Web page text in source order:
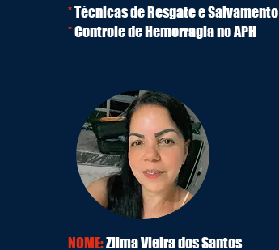
*Técnicas de Resgate e Salvamento
*Controle de Hemorragia no APH
NOME:Zilma Vieira dos Santos